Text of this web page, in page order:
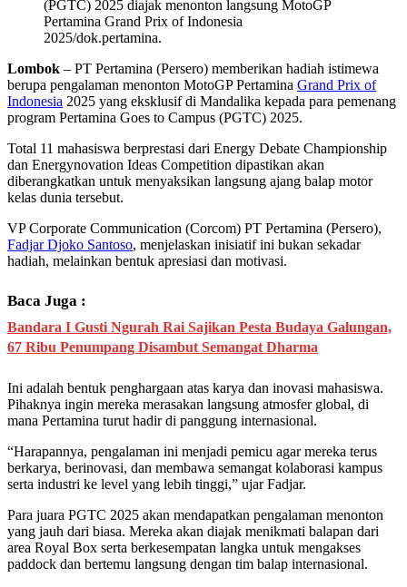
(PGTC) 2025 diajak menonton langsung MotoGP
Pertamina Grand Prix of Indonesia
2025/dok.pertamina.
Lombok – PT Pertamina (Persero) memberikan hadiah istimewa
berupa pengalaman menonton MotoGP Pertamina Grand Prix of
Indonesia 2025 yang eksklusif di Mandalika kepada para pemenang
program Pertamina Goes to Campus (PGTC) 2025.
Total 11 mahasiswa berprestasi dari Energy Debate Championship
dan Energynovation Ideas Competition dipastikan akan
diberangkatkan untuk menyaksikan langsung ajang balap motor
kelas dunia tersebut.
VP Corporate Communication (Corcom) PT Pertamina (Persero),
Fadjar Djoko Santoso, menjelaskan inisiatif ini bukan sekadar
hadiah, melainkan bentuk apresiasi dan motivasi.
Baca Juga :
Bandara I Gusti Ngurah Rai Sajikan Pesta Budaya Galungan,
67 Ribu Penumpang Disambut Semangat Dharma
Ini adalah bentuk penghargaan atas karya dan inovasi mahasiswa.
Pihaknya ingin mereka merasakan langsung atmosfer global, di
mana Pertamina turut hadir di panggung internasional.
“Harapannya, pengalaman ini menjadi pemicu agar mereka terus
berkarya, berinovasi, dan membawa semangat kolaborasi kampus
serta industri ke level yang lebih tinggi,” ujar Fadjar.
Para juara PGTC 2025 akan mendapatkan pengalaman menonton
yang jauh dari biasa. Mereka akan diajak menikmati balapan dari
area Royal Box serta berkesempatan langka untuk mengakses
paddock dan bertemu langsung dengan tim balap internasional.